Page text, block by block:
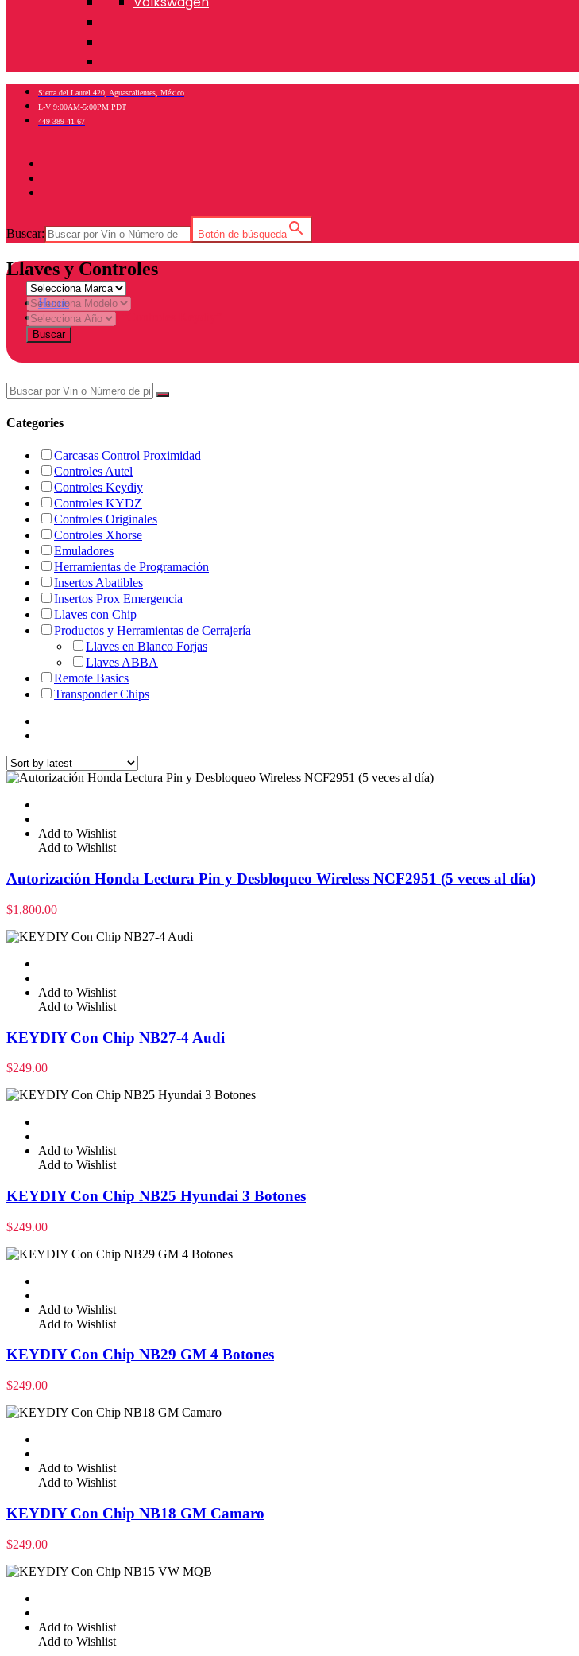
Sierra del Laurel 420, Aguascalientes, México
L-V 9:00AM-5:00PM PDT
449 389 41 67
Buscar: Botón de búsqueda
Llaves y Controles
Home
Products tagged “Controles Keydiy”
Buscar
Categories
Carcasas Control Proximidad
Controles Autel
Controles Keydiy
Controles KYDZ
Controles Originales
Controles Xhorse
Emuladores
Herramientas de Programación
Insertos Abatibles
Insertos Prox Emergencia
Llaves con Chip
Productos y Herramientas de Cerrajería
Llaves en Blanco Forjas
Llaves ABBA
Remote Basics
Transponder Chips
Add to Wishlist
Add to Wishlist
Autorización Honda Lectura Pin y Desbloqueo Wireless NCF2951 (5 veces al día)
$1,800.00
Add to Wishlist
Add to Wishlist
KEYDIY Con Chip NB27-4 Audi
$249.00
Add to Wishlist
Add to Wishlist
KEYDIY Con Chip NB25 Hyundai 3 Botones
$249.00
Add to Wishlist
Add to Wishlist
KEYDIY Con Chip NB29 GM 4 Botones
$249.00
Add to Wishlist
Add to Wishlist
KEYDIY Con Chip NB18 GM Camaro
$249.00
Add to Wishlist
Add to Wishlist